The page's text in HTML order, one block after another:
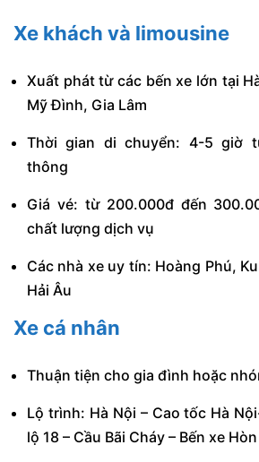
Xe khách và limousine
Xuất phát từ các bến xe lớn tại
Mỹ Đình, Gia Lâm
Thời gian di chuyển: 4-5 giờ
thông
Giá vé: từ 200.000đ đến
chất lượng dịch vụ
Các nhà xe uy tín: Hoàng Phú,
Hải Âu
Xe cá nhân
Thuận tiện cho gia đình hoặc
Lộ trình: Hà Nội – Cao tốc Hà
lộ 18 – Cầu Bãi Cháy – Bến xe